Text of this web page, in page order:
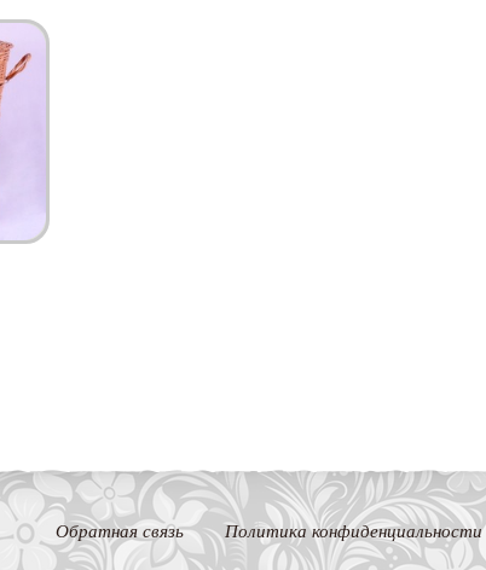
Обратная связь Политика конфиденциальности